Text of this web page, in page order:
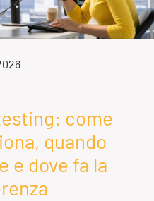
come
quando
e dove fa la